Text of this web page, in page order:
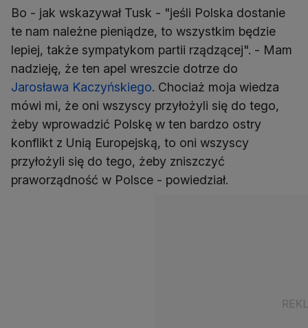
Bo - jak wskazywał Tusk - "jeśli Polska dostanie
te nam należne pieniądze, to wszystkim będzie
lepiej, także sympatykom partii rządzącej". - Mam
nadzieję, że ten apel wreszcie dotrze do
Jarosława Kaczyńskiego. Chociaż moja wiedza
mówi mi, że oni wszyscy przyłożyli się do tego,
żeby wprowadzić Polskę w ten bardzo ostry
konflikt z Unią Europejską, to oni wszyscy
przyłożyli się do tego, żeby zniszczyć
praworządność w Polsce - powiedział.